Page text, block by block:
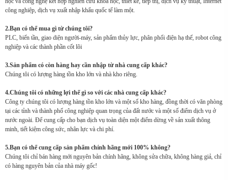
công nghiệp, dịch vụ xuất nhập khẩu quốc tế làm một.
2.Bạn có thể mua gì từ chúng tôi?
PLC, biến tần, giao diện người-máy, sản phẩm thủy lực, phân phối điện hạ thế, robot công
nghiệp và các thành phần cốt lõi
3.Sản phẩm có còn hàng hay cần nhập từ nhà cung cấp khác?
Chúng tôi có lượng hàng tồn kho lớn và nhà kho riêng.
4.Chúng tôi có những lợi thế gì so với các nhà cung cấp khác?
Công ty chúng tôi có lượng hàng tồn kho lớn và một số kho hàng, đồng thời có văn phòng
tại các tỉnh và thành phố công nghiệp quan trọng của đất nước và một số điểm dịch vụ ở
nước ngoài. Để cung cấp cho bạn dịch vụ toàn diện một điểm dừng về sản xuất thông
minh, tiết kiệm công sức, nhân lực và chi phí.
5.Bạn có thể cung cấp sản phẩm chính hãng mới 100% không?
Chúng tôi chỉ bán hàng mới nguyên bản chính hãng, không sửa chữa, không hàng giả, chỉ
có hàng nguyên bản của nhà máy gốc!